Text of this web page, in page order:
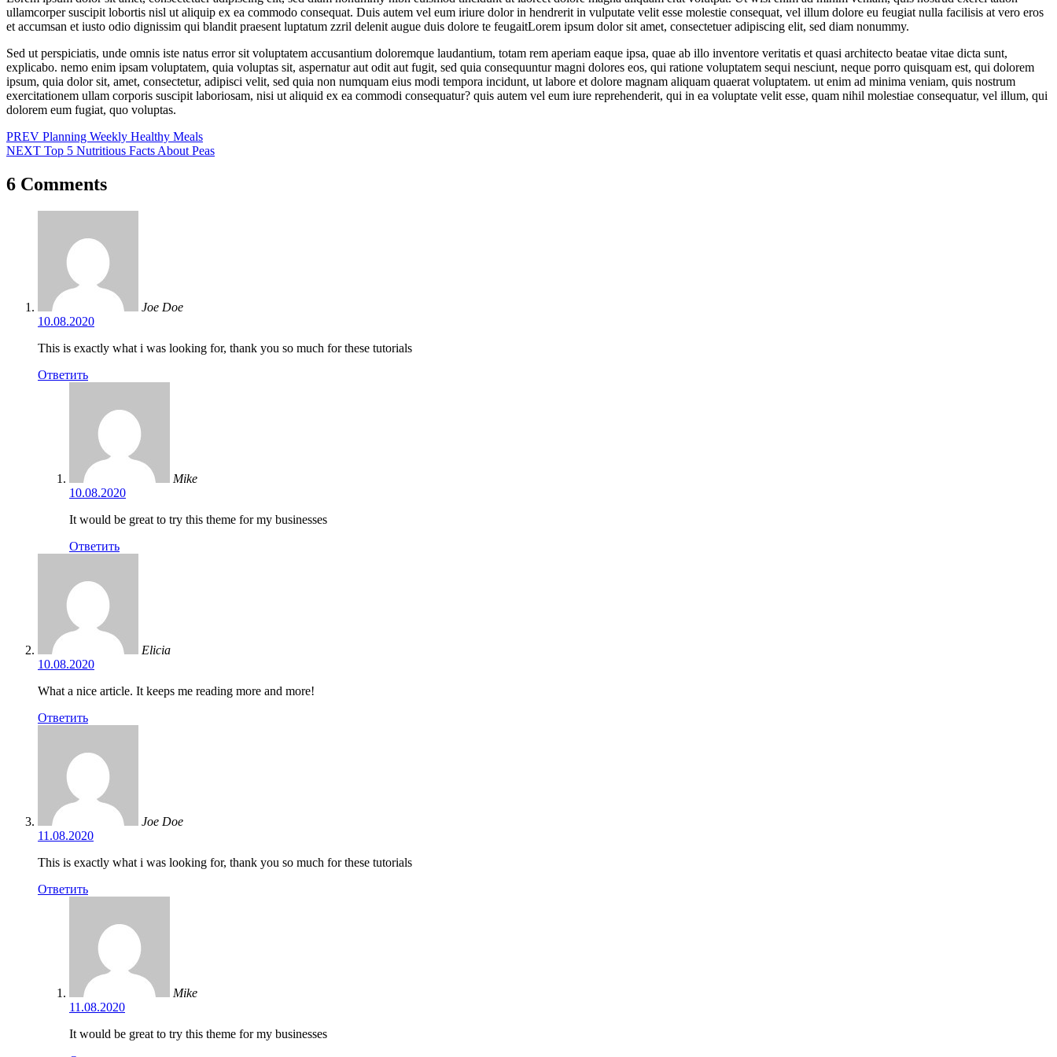
ullamcorper suscipit lobortis nisl ut aliquip ex ea commodo consequat. Duis autem vel eum iriure dolor in hendrerit in vulputate velit esse molestie consequat, vel illum dolore eu feugiat nulla facilisis at vero eros
et accumsan et iusto odio dignissim qui blandit praesent luptatum zzril delenit augue duis dolore te feugaitLorem ipsum dolor sit amet, consectetuer adipiscing elit, sed diam nonummy.
Sed ut perspiciatis, unde omnis iste natus error sit voluptatem accusantium doloremque laudantium, totam rem aperiam eaque ipsa, quae ab illo inventore veritatis et quasi architecto beatae vitae dicta sunt,
explicabo. nemo enim ipsam voluptatem, quia voluptas sit, aspernatur aut odit aut fugit, sed quia consequuntur magni dolores eos, qui ratione voluptatem sequi nesciunt, neque porro quisquam est, qui dolorem
ipsum, quia dolor sit, amet, consectetur, adipisci velit, sed quia non numquam eius modi tempora incidunt, ut labore et dolore magnam aliquam quaerat voluptatem. ut enim ad minima veniam, quis nostrum
exercitationem ullam corporis suscipit laboriosam, nisi ut aliquid ex ea commodi consequatur? quis autem vel eum iure reprehenderit, qui in ea voluptate velit esse, quam nihil molestiae consequatur, vel illum, qui
dolorem eum fugiat, quo voluptas.
Навигация
по
записям
PREV Planning Weekly Healthy Meals
NEXT Top 5 Nutritious Facts About Peas
6 Comments
Joe Doe
10.08.2020
This is exactly what i was looking for, thank you so much for these tutorials
Ответить
Mike
10.08.2020
It would be great to try this theme for my businesses
Ответить
Elicia
10.08.2020
What a nice article. It keeps me reading more and more!
Ответить
Joe Doe
11.08.2020
This is exactly what i was looking for, thank you so much for these tutorials
Ответить
Mike
11.08.2020
It would be great to try this theme for my businesses